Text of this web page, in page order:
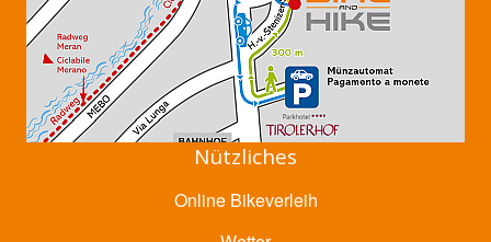
Nützliches
Online Bikeverleih